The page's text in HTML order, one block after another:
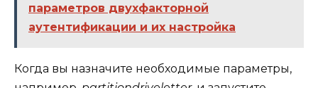
параметров двухфакторной
аутентификации и их настройка
Когда вы назначите необходимые параметры,